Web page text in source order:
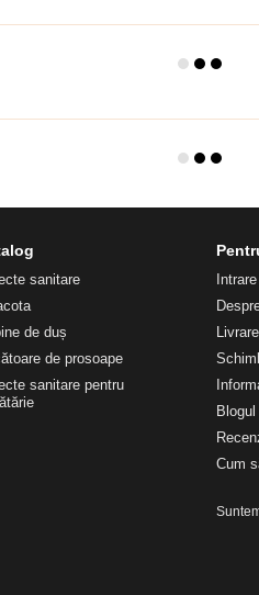
sanitare
de duș
de prosoape
sanitare pentru
Blogul
Cum